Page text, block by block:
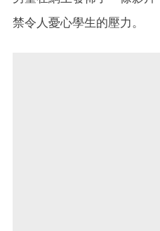
禁令人憂心學生的壓力。